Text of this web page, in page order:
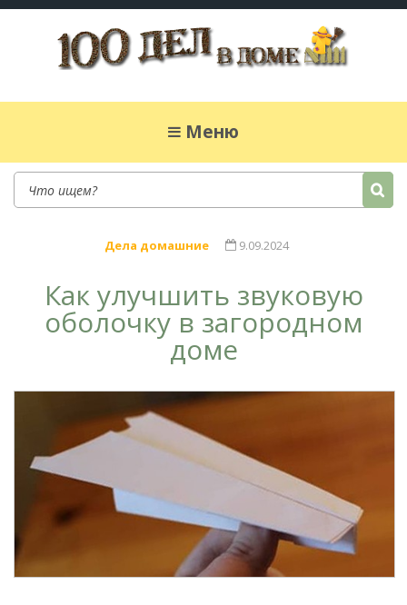
простые рецепты.Меню
Дела домашние 9.09.2024
Как улучшить звуковую
оболочку в загородном
доме